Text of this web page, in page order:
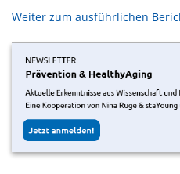
Weiter zum ausführlichen